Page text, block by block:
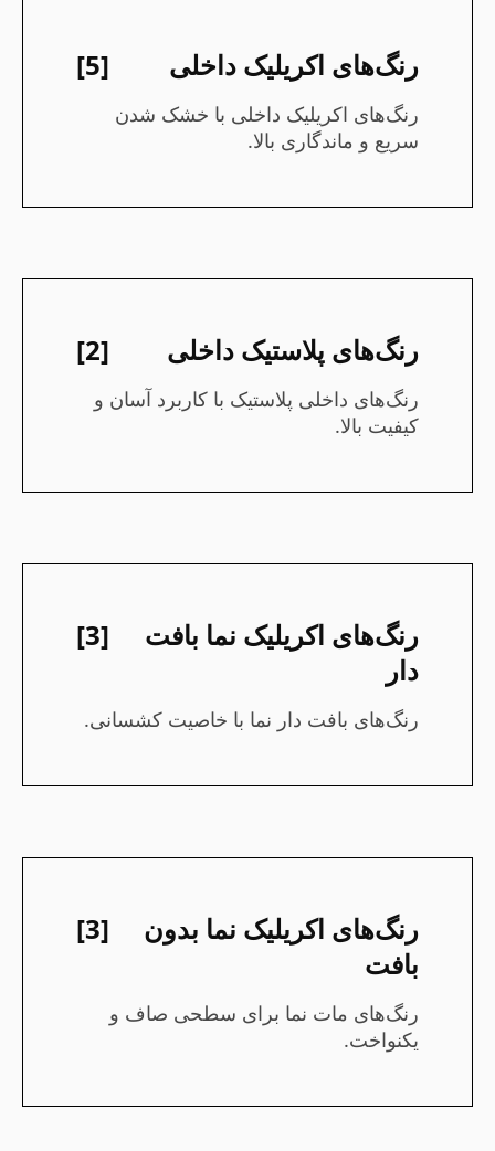
رنگ‌های اکریلیک داخلی [5]
رنگ‌های اکریلیک داخلی با خشک شدن
سریع و ماندگاری بالا.
رنگ‌های پلاستیک داخلی [2]
رنگ‌های داخلی پلاستیک با کاربرد آسان و
کیفیت بالا.
رنگ‌های اکریلیک نما بافت
دار
[3]
رنگ‌های بافت دار نما با خاصیت کشسانی.
رنگ‌های اکریلیک نما بدون
بافت
[3]
رنگ‌های مات نما برای سطحی صاف و
یکنواخت.